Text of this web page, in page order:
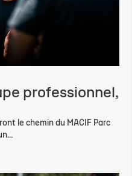
professionnel,
le chemin du MACIF Parc